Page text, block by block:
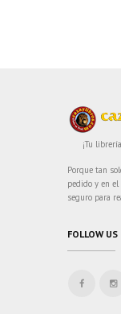
¡Tu
Porque tan
pedido y en el
seguro para
FOLLOW US